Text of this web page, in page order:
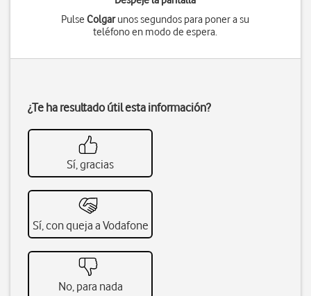
PulseColgarunos segundos para poner a su
teléfono en modo de espera.
¿Te ha resultado útil esta información?
Sí, gracias
Sí, con queja a Vodafone
No, para nada